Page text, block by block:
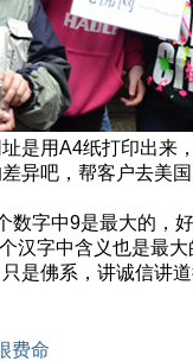
是用A4纸打印出来
异吧，帮客户去美
数字中9是最大的，好
汉字中含义也是最大
是佛系，讲诚信讲道
费命